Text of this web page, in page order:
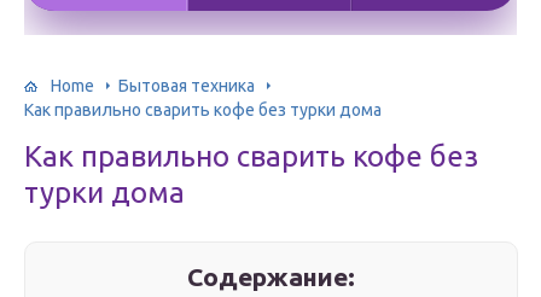
Home
Бытовая техника
Как правильно сварить кофе без турки дома
Как правильно сварить кофе без
турки дома
Содержание: